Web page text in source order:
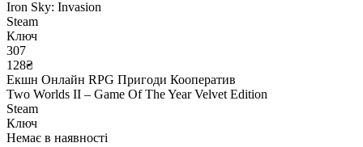
Iron Sky: Invasion
Steam
Ключ
307
128₴
Екшн Онлайн RPG Пригоди Кооператив
Two Worlds II – Game Of The Year Velvet Edition
Steam
Ключ
Немає в наявності